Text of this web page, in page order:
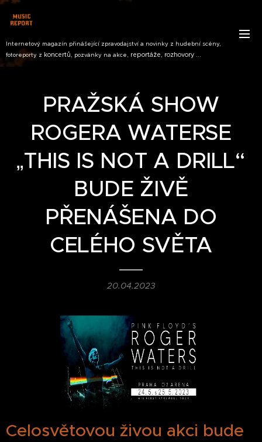
Internetový magazín přinášející zpravodajství a novinky z hudební scény,
fotoreporty z koncertů, pozvánky na akce, reportáže, rozhovory ...
PRAŽSKÁ SHOW
ROGERA WATERSE
„THIS IS NOT A DRILL“
BUDE ŽIVĚ
PŘENÁŠENA DO
CELÉHO SVĚTA
20.04.2023
Celosvětovou živou akci bude